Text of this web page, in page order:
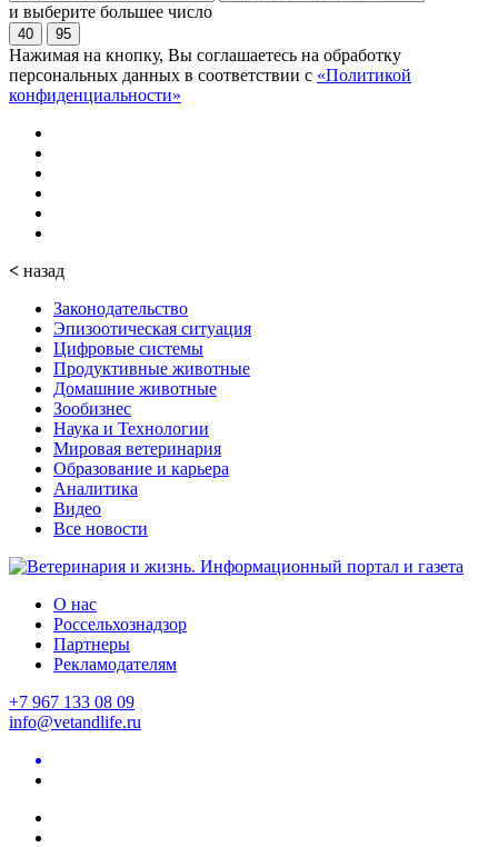
и выберите большее число
40 95
Нажимая на кнопку, Вы соглашаетесь на обработку
персональных данных в соответствии с «Политикой
конфиденциальности»
< назад
Законодательство
Эпизоотическая ситуация
Цифровые системы
Продуктивные животные
Домашние животные
Зообизнес
Наука и Технологии
Мировая ветеринария
Образование и карьера
Аналитика
Видео
Все новости
О нас
Россельхознадзор
Партнеры
Рекламодателям
+7 967 133 08 09
info@vetandlife.ru